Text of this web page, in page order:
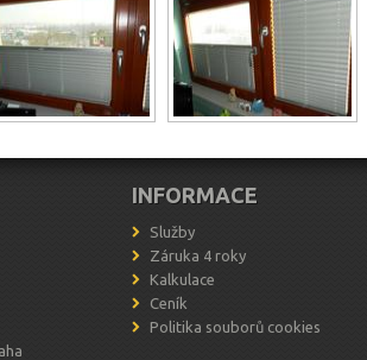
INFORMACE
Služby
Záruka 4 roky
Kalkulace
Ceník
Politika souborů cookies